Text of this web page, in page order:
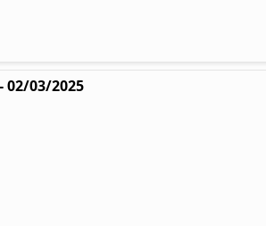
02/03/2025